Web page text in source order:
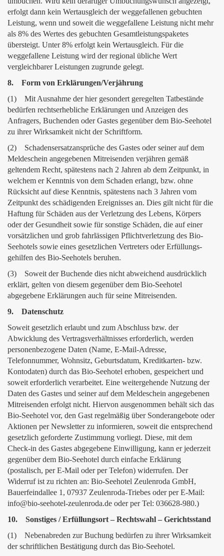
erfolgt dann kein Wertausgleich der weggefallenen gebuchten
Leistung, wenn und soweit die weggefallene Leistung nicht mehr
als 8% des Wertes des gebuchten Gesamtleistungspaketes
übersteigt. Unter 8% erfolgt kein Wertausgleich. Für die
weggefallene Leistung wird der regional übliche Wert
vergleichbarer Leistungen zugrunde gelegt.
8. Form von Erklärungen/Verjährung
(1) Mit Ausnahme der hier gesondert geregelten Tatbestände
bedürfen rechtserhebliche Erklärungen und Anzeigen des
Anfragers, Buchenden oder Gastes gegenüber dem Bio-Seehotel
zu ihrer Wirksamkeit nicht der Schriftform.
(2) Schadensersatzansprüche des Gastes oder seiner auf dem
Meldeschein angegebenen Mitreisenden verjähren gemäß
geltendem Recht, spätestens nach 2 Jahren ab dem Zeitpunkt, in
welchem er Kenntnis von dem Schaden erlangt, bzw. ohne
Rücksicht auf diese Kenntnis, spätestens nach 3 Jahren vom
Zeitpunkt des schädigenden Ereignisses an. Dies gilt nicht für die
Haftung für Schäden aus der Verletzung des Lebens, Körpers
oder der Gesundheit sowie für sonstige Schäden, die auf einer
vorsätzlichen und grob fahrlässigen Pflichtverletzung des Bio-
Seehotels sowie eines gesetzlichen Vertreters oder Erfüllungs-
gehilfen des Bio-Seehotels beruhen.
(3) Soweit der Buchende dies nicht abweichend ausdrücklich
erklärt, gelten von diesem gegenüber dem Bio-Seehotel
abgegebene Erklärungen auch für seine Mitreisenden.
9. Datenschutz
Soweit gesetzlich erlaubt und zum Abschluss bzw. der
Abwicklung des Vertragsverhältnisses erforderlich, werden
personenbezogene Daten (Name, E-Mail-Adresse,
Telefonnummer, Wohnsitz, Geburtsdatum, Kreditkarten- bzw.
Kontodaten) durch das Bio-Seehotel erhoben, gespeichert und
soweit erforderlich verarbeitet. Eine weitergehende Nutzung der
Daten des Gastes und seiner auf dem Meldeschein angegebenen
Mitreisenden erfolgt nicht. Hiervon ausgenommen behält sich das
Bio-Seehotel vor, den Gast regelmäßig über Sonderangebote oder
Aktionen per Newsletter zu informieren, soweit die entsprechend
gesetzlich geforderte Zustimmung vorliegt. Diese, mit dem
Check-in des Gastes abgegebene Einwilligung, kann er jederzeit
gegenüber dem Bio-Seehotel durch einfache Erklärung
(postalisch, per E-Mail oder per Telefon) widerrufen. Der
Widerruf ist zu richten an: Bio-Seehotel Zeulenroda GmbH,
Bauerfeindallee 1, 07937 Zeulenroda-Triebes oder per E-Mail:
info@bio-seehotel-zeulenroda.de oder per Tel: 036628-980.)
10. Sonstiges / Erfüllungsort – Rechtswahl – Gerichtsstand
(1) Nebenabreden zur Buchung bedürfen zu ihrer Wirksamkeit
der schriftlichen Bestätigung durch das Bio-Seehotel.